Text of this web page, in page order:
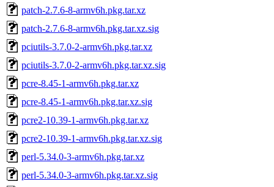
patch-2.7.6-8-armv6h.pkg.tar.xz
patch-2.7.6-8-armv6h.pkg.tar.xz.sig
pciutils-3.7.0-2-armv6h.pkg.tar.xz
pciutils-3.7.0-2-armv6h.pkg.tar.xz.sig
pcre-8.45-1-armv6h.pkg.tar.xz
pcre-8.45-1-armv6h.pkg.tar.xz.sig
pcre2-10.39-1-armv6h.pkg.tar.xz
pcre2-10.39-1-armv6h.pkg.tar.xz.sig
perl-5.34.0-3-armv6h.pkg.tar.xz
perl-5.34.0-3-armv6h.pkg.tar.xz.sig